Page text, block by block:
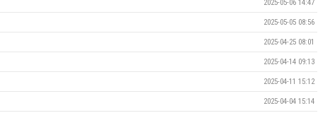
2025-05-06 14:47
2025-05-05 08:56
2025-04-25 08:01
2025-04-14 09:13
2025-04-11 15:12
2025-04-04 15:14